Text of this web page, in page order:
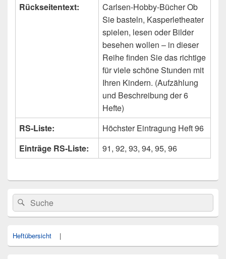
Rückseitentext:
Carlsen-Hobby-Bücher Ob
Sie basteln, Kasperletheater
spielen, lesen oder Bilder
besehen wollen – in dieser
Reihe finden Sie das richtige
für viele schöne Stunden mit
Ihren Kindern. (Aufzählung
und Beschreibung der 6
Hefte)
RS-Liste:
Höchster Eintragung Heft 96
Einträge RS-Liste:
91, 92, 93, 94, 95, 96
Primärer
Seitenleisten
Widget-
Bereich
Search
for:
Suche
Heftübersicht |